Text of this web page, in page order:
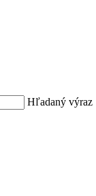
Hľadaný výraz